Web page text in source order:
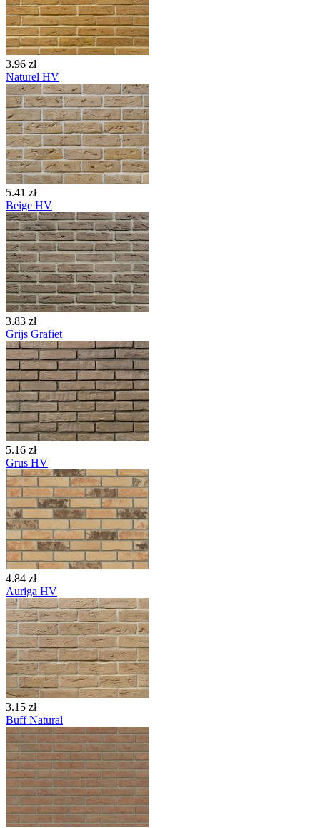
3.96 zł
Naturel HV
5.41 zł
Beige HV
3.83 zł
Grijs Grafiet
5.16 zł
Grus HV
4.84 zł
Auriga HV
3.15 zł
Buff Natural